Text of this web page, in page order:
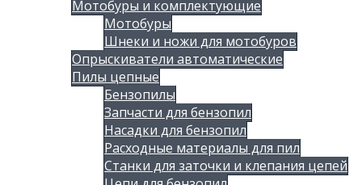
Мотобуры и комплектующие
Мотобуры
Шнеки и ножи для мотобуров
Опрыскиватели автоматические
Пилы цепные
Бензопилы
Запчасти для бензопил
Насадки для бензопил
Расходные материалы для пил
Станки для заточки и клепания цепей